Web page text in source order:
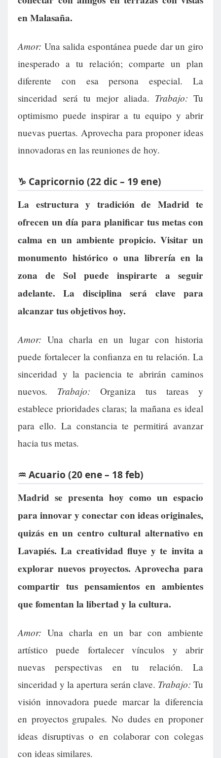
en Malasaña.
Amor: Una salida espontánea puede dar un giro
inesperado a tu relación; comparte un plan
diferente con esa persona especial. La
sinceridad será tu mejor aliada. Trabajo: Tu
optimismo puede inspirar a tu equipo y abrir
nuevas puertas. Aprovecha para proponer ideas
innovadoras en las reuniones de hoy.
♑ Capricornio (22 dic – 19 ene)
La estructura y tradición de Madrid te
ofrecen un día para planificar tus metas con
calma en un ambiente propicio. Visitar un
monumento histórico o una librería en la
zona de Sol puede inspirarte a seguir
adelante. La disciplina será clave para
alcanzar tus objetivos hoy.
Amor: Una charla en un lugar con historia
puede fortalecer la confianza en tu relación. La
sinceridad y la paciencia te abrirán caminos
nuevos. Trabajo: Organiza tus tareas y
establece prioridades claras; la mañana es ideal
para ello. La constancia te permitirá avanzar
hacia tus metas.
♒ Acuario (20 ene – 18 feb)
Madrid se presenta hoy como un espacio
para innovar y conectar con ideas originales,
quizás en un centro cultural alternativo en
Lavapiés. La creatividad fluye y te invita a
explorar nuevos proyectos. Aprovecha para
compartir tus pensamientos en ambientes
que fomentan la libertad y la cultura.
Amor: Una charla en un bar con ambiente
artístico puede fortalecer vínculos y abrir
nuevas perspectivas en tu relación. La
sinceridad y la apertura serán clave. Trabajo: Tu
visión innovadora puede marcar la diferencia
en proyectos grupales. No dudes en proponer
ideas disruptivas o en colaborar con colegas
con ideas similares.